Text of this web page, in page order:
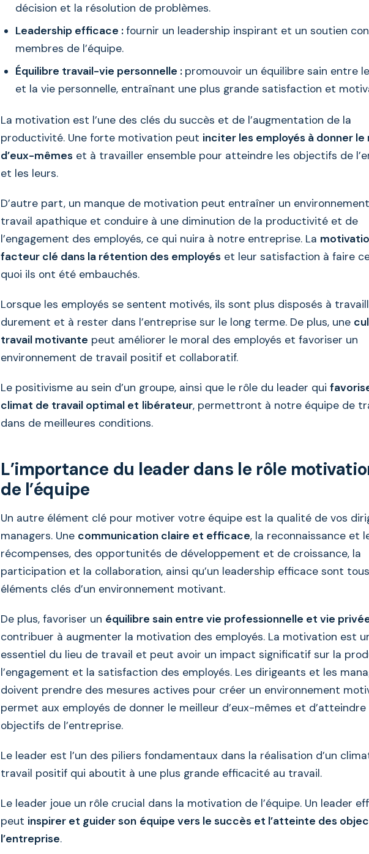
décision et la résolution de problèmes.
Leadership efficace :fournir un leadership inspirant et un soutien
membres de l’équipe.
Équilibre travail-vie personnelle : promouvoir un équilibre sain entre
et la vie personnelle, entraînant une plus grande satisfaction et
La motivation est l’une des clés du succès et de l’augmentation de la
productivité. Une forte motivation peut inciter les employés à donner le
d’eux-mêmes et à travailler ensemble pour atteindre les objectifs de
et les leurs.
D’autre part, un manque de motivation peut entraîner un
travail apathique et conduire à une diminution de la productivité et de
l’engagement des employés, ce qui nuira à notre entreprise. La
facteur clé dans la rétention des employés et leur satisfaction à faire
quoi ils ont été embauchés.
Lorsque les employés se sentent motivés, ils sont plus disposés à
durement et à rester dans l’entreprise sur le long terme. De plus, une
travail motivante peut améliorer le moral des employés et favoriser un
environnement de travail positif et collaboratif.
Le positivisme au sein d’un groupe, ainsi que le rôle du leader qui
climat de travail optimal et libérateur, permettront à notre équipe de
dans de meilleures conditions.
L’importance du leader dans le rôle
de l’équipe
Un autre élément clé pour motiver votre équipe est la qualité de vos
managers. Une communication claire et efficace, la reconnaissance et
récompenses, des opportunités de développement et de croissance, la
participation et la collaboration, ainsi qu’un leadership efficace sont
éléments clés d’un environnement motivant.
De plus, favoriser un équilibre sain entre vie professionnelle et vie
contribuer à augmenter la motivation des employés. La motivation est
essentiel du lieu de travail et peut avoir un impact significatif sur la
l’engagement et la satisfaction des employés. Les dirigeants et les
doivent prendre des mesures actives pour créer un environnement
permet aux employés de donner le meilleur d’eux-mêmes et d’atteindre
objectifs de l’entreprise.
Le leader est l’un des piliers fondamentaux dans la réalisation d’un
travail positif qui aboutit à une plus grande efficacité au travail.
Le leader joue un rôle crucial dans la motivation de l’équipe. Un leader
peut inspirer et guider son équipe vers le succès et l’atteinte des
l’entreprise.